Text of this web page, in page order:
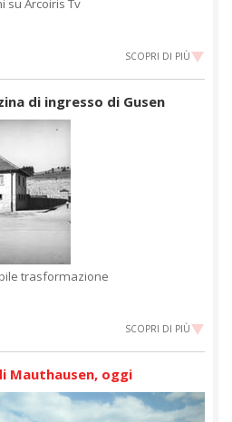
su Arcoiris Tv
SCOPRI DI PIÙ
di ingresso di Gusen
trasformazione
SCOPRI DI PIÙ
Mauthausen, oggi